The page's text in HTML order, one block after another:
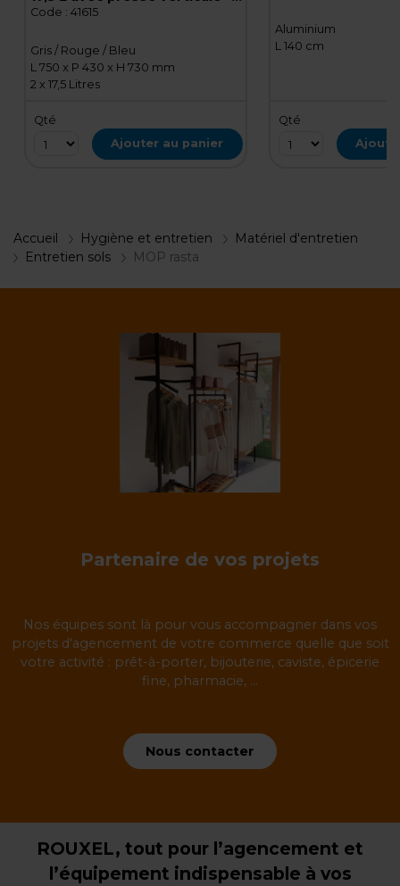
Chariot de ménage
Code : 41615
Gris / Rouge / Bleu
L 750 x P 430 x H 730 mm
2 x 17,5 Litres
Qté
Ajouter au panier
Aluminium
L 140 cm
Qté
Accueil Hygiène et entretien
Matériel d'entretien
Entretien sols
MOP rasta
Partenaire de vos projets
Nos équipes sont là pour vous accompagner dans vos
projets d'agencement de votre commerce quelle que soit
votre activité : prêt-à-porter, bijouterie, caviste, épicerie
fine, pharmacie, ...
Nous contacter
ROUXEL, tout pour l’agencement et
l’équipement indispensable à vos